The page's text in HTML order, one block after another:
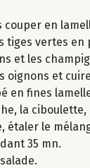
couper en
tiges vertes en
et les
oignons et
en fines
la ciboulette,
le
35 mn.